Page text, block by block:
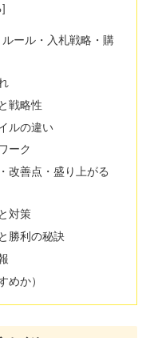
ール・入札戦略・購
戦略性
ルの違い
ーク
改善点・盛り上がる
対策
勝利の秘訣
めか）